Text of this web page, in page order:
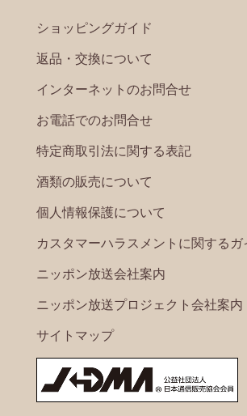
ショッピングガイド
返品・交換について
インターネットのお問合せ
お電話でのお問合せ
特定商取引法に関する表記
酒類の販売について
個人情報保護について
カスタマーハラスメントに関するガ
ニッポン放送会社案内
ニッポン放送プロジェクト会社案内
サイトマップ